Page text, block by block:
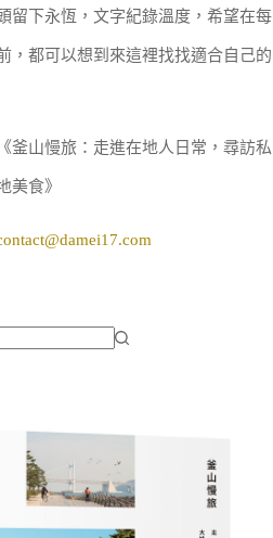
留下永恆，文字紀錄溫度，希望在每
，都可以想到來這裡找找適合自己的
釜山慢旅：走進在地人日常，尋訪私
美食》